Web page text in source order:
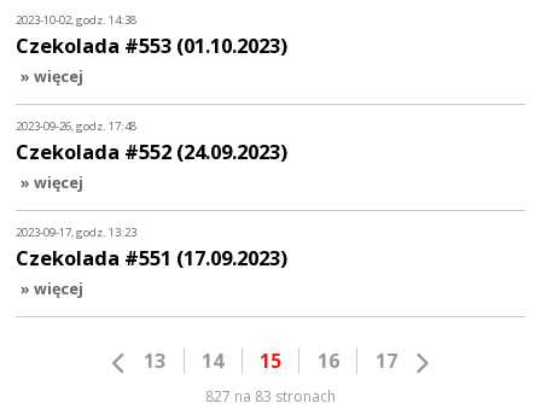
2023-10-02, godz. 14:38
Czekolada #553 (01.10.2023)
» więcej
2023-09-26, godz. 17:48
Czekolada #552 (24.09.2023)
» więcej
2023-09-17, godz. 13:23
Czekolada #551 (17.09.2023)
» więcej
13 14 15 16 17
827 na 83 stronach